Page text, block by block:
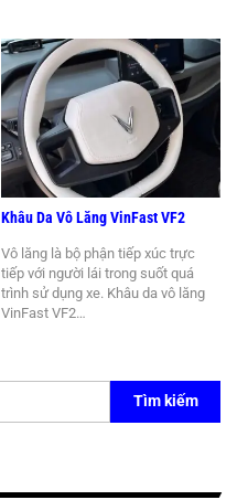
Khâu Da Vô Lăng VinFast VF2
Vô lăng là bộ phận tiếp xúc trực
tiếp với người lái trong suốt quá
trình sử dụng xe. Khâu da vô lăng
VinFast VF2…
Tìm kiếm